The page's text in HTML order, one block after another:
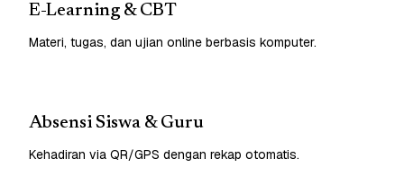
E-Learning & CBT
Materi, tugas, dan ujian online berbasis komputer.
Absensi Siswa & Guru
Kehadiran via QR/GPS dengan rekap otomatis.